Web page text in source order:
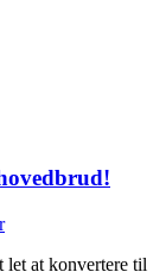
let at konvertere til